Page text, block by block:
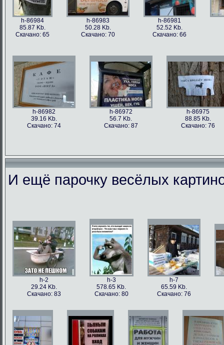
h-86984
85.87 Kb.
Скачано: 65
h-86983
50.28 Kb.
Скачано: 70
h-86981
52.52 Kb.
Скачано: 66
h-86982
39.16 Kb.
Скачано: 74
h-86972
56.7 Kb.
Скачано: 87
h-86975
88.85 Kb.
Скачано: 76
И ещё парочку весёлых
h-2
29.24 Kb.
Скачано: 83
h-3
578.65 Kb.
Скачано: 80
h-7
65.59 Kb.
Скачано: 76